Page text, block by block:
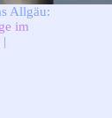
Allgäu:
im
|